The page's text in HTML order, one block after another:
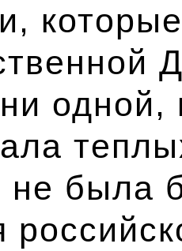
одной,
не была